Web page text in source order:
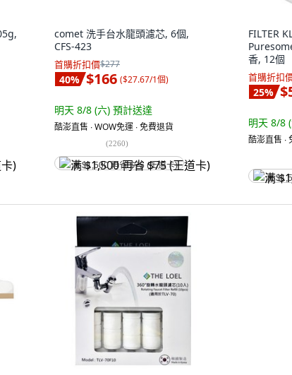
comet 洗手台水龍頭濾芯, 6個,
CFS-423
首購折扣價$277
40% $166 ($27.67/1個)
明天 8/8 (六) 預計送達
酷澎直售 ∙ WOW免運 ∙ 免費退貨
(2260)
满 $1,500 再省 $75 (王道卡)
FILTER
香, 12個
首購折扣
25%
明天 8/8
酷澎直售 ∙
满